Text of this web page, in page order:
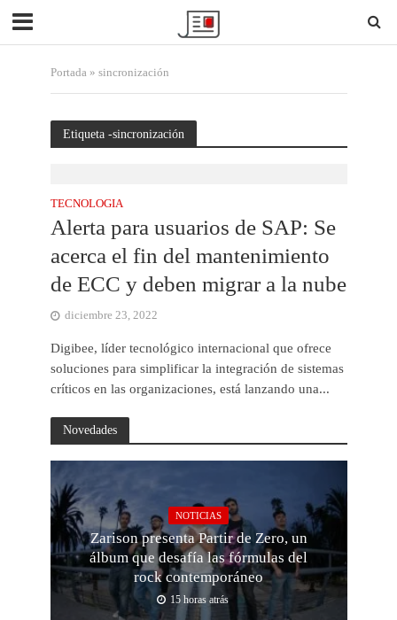
Portada» sincronización
Etiqueta -sincronización
TECNOLOGIA
Alerta para usuarios de SAP: Se
acerca el fin del mantenimiento
de ECC y deben migrar a la nube
diciembre 23, 2022
Digibee, líder tecnológico internacional que ofrece
soluciones para simplificar la integración de sistemas
críticos en las organizaciones, está lanzando una...
Novedades
NOTICIAS
Zarison presenta Partir de Zero, un
álbum que desafía las fórmulas del
rock contemporáneo
15 horas atrás